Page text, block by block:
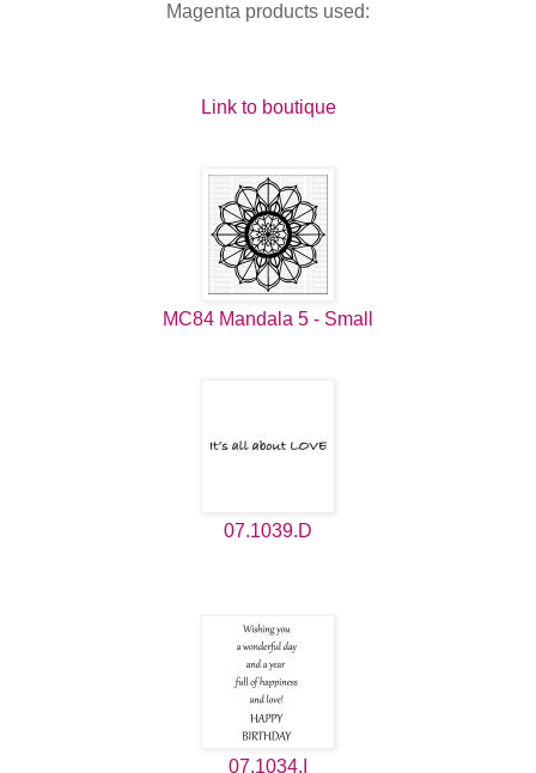
Magenta products used:
Link to boutique
MC84 Mandala 5 - Small
07.1039.D
07.1034.I